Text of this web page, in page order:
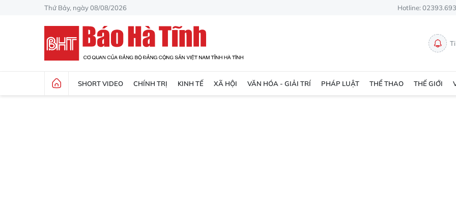
Thứ Bảy, ngày 08/08/2026 Hotline:
SHORT VIDEO CHÍNH TRỊ KINH TẾ XÃ HỘI VĂN HÓA - GIẢI TRÍ PHÁP LUẬT THỂ THAO THẾ GIỚI